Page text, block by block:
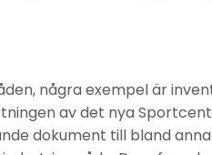
några exempel är
av det nya
dokument till bland